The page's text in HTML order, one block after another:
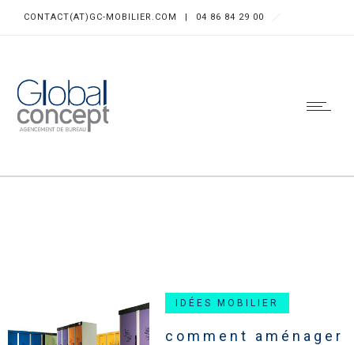
CONTACT(AT)GC-MOBILIER.COM | 04 86 84 29 00
IDÉES MOBILIER
comment aménager